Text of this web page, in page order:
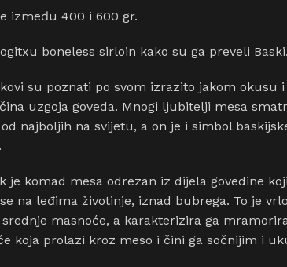
između 400 i 600 gr.
boneless sirloin kako su ga preveli Baski.
su poznati po svom izrazito jakom okusu
uzgoja goveda. Mnogi ljubitelji mesa
najboljih na svijetu, a on je i simbol
je komad mesa odrezan iz dijela govedine
na leđima životinje, iznad bubrega. To je
masnoće, a karakterizira ga
koja prolazi kroz meso i čini ga sočnijim i